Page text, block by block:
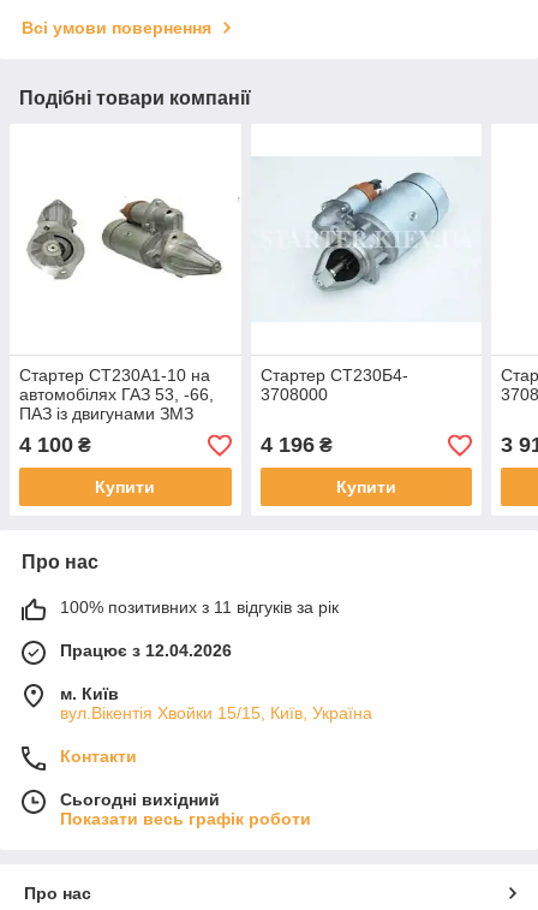
Всі умови повернення
Подібні товари компанії
Стартер СТ230A1-10 на
автомобілях ГАЗ 53, -66,
ПАЗ із двигунами ЗМЗ
511.10, 513.10, 73,
5234.10 (БАТЕ)
4 100 ₴
Купити
Стартер СТ230Б4-
3708000
4 196₴
Купити
3
Про нас
100% позитивних з 11 відгуків за рік
Працює з 12.04.2026
м. Київ
вул.Вікентія Хвойки 15/15, Київ, Україна
Контакти
Сьогодні вихідний
Показати весь графік роботи
Про нас